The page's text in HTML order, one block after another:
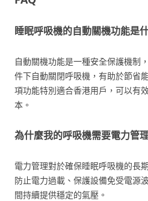
睡眠呼吸機的自動關機功能是
自動關機功能是一種安全保護機制
件下自動關閉呼吸機，有助於節省
項功能特別適合香港用戶，可以有
本。
為什麼我的呼吸機需要電力管
電力管理對於確保睡眠呼吸機的長
防止電力過載、保護設備免受電源
間持續提供穩定的氣壓。